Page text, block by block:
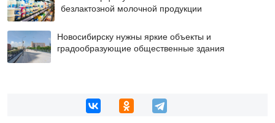
безлактозной молочной продукции
Новосибирску нужны яркие объекты и
градообразующие общественные здания